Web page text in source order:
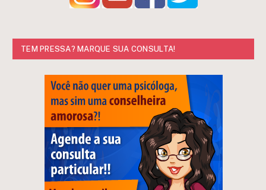
TEM PRESSA? MARQUE SUA CONSULTA!